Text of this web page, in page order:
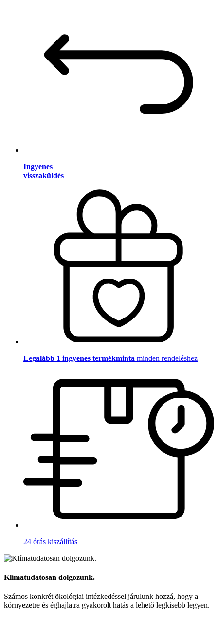
Ingyenes
visszaküldés
Legalább 1 ingyenes termékminta minden rendeléshez
24 órás kiszállítás
Klímatudatosan dolgozunk.
Számos konkrét ökológiai intézkedéssel járulunk hozzá, hogy a
környezetre és éghajlatra gyakorolt hatás a lehető legkisebb legyen.